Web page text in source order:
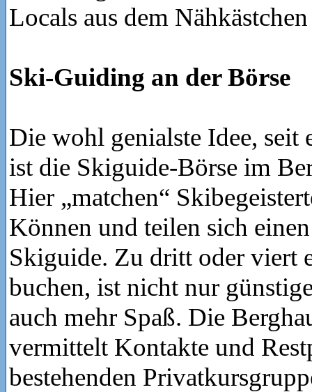
Locals aus dem
Ski-Guiding an der Börse
Die wohl genialste Idee, seit
ist die Skiguide-Börse im
Hier „matchen“
Können und teilen sich
Skiguide. Zu dritt oder viert
buchen, ist nicht nur
auch mehr Spaß. Die
vermittelt Kontakte und
bestehenden